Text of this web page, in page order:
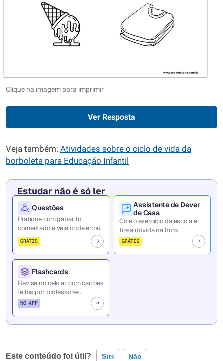
Clique na imagem para imprimir
Ver Resposta
Veja também: Atividades sobre o ciclo de vida da
borboleta para Educação Infantil
Estudar não é só ler
Questões
Pratique com gabarito
comentado e veja onde errou.
GRÁTIS
Assistente de Dever
de Casa
Cole o exercício da escola e
tire a dúvida na hora.
GRÁTIS
Flashcards
Revise no celular com cartões
feitos por professores.
NO APP
Este conteúdo foi útil? Sim Não